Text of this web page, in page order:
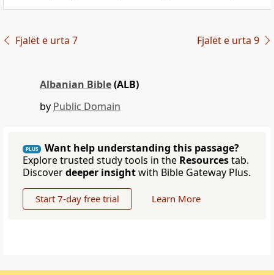
Fjalët e urta 7 Fjalët e urta 9
Albanian Bible(ALB)
by Public Domain
PLUS
Want help understanding this passage?
Explore trusted study tools in the Resourcestab.
Discoverdeeper insightwith Bible Gateway Plus.
Start 7-day free trial Learn More